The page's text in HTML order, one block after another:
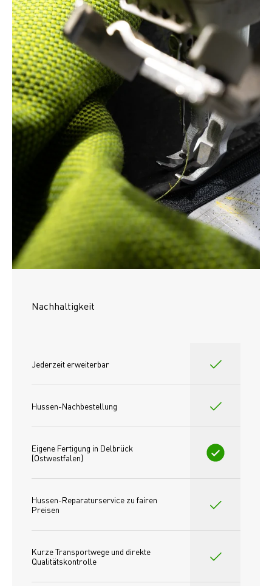
Nachhaltigkeit
Jederzeit erweiterbar
Hussen-Nachbestellung
Eigene Fertigung in Delbrück
(Ostwestfalen)
Hussen-Reparaturservice zu fairen
Preisen​
Kurze Transportwege und direkte
Qualitätskontrolle